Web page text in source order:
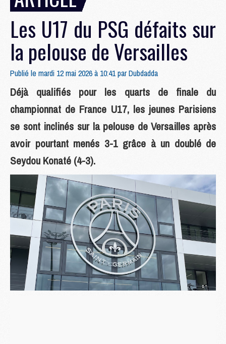
Les U17 du PSG défaits sur
la pelouse de Versailles
Publié le mardi 12 mai 2026 à 10:41 parDubdadda
Déjà qualifiés pour les quarts de finale du
championnat de France U17, les jeunes Parisiens
se sont inclinés sur la pelouse de Versailles après
avoir pourtant menés 3-1 grâce à un doublé de
Seydou Konaté (4-3).